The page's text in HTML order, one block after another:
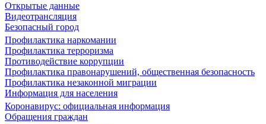
Открытые данные
Видеотрансляция
Безопасный город
Профилактика наркомании
Профилактика терроризма
Противодействие коррупции
Профилактика правонарушений, общественная безопасность
Профилактика незаконной миграции
Информация для населения
Коронавирус: официальная информация
Обращения граждан